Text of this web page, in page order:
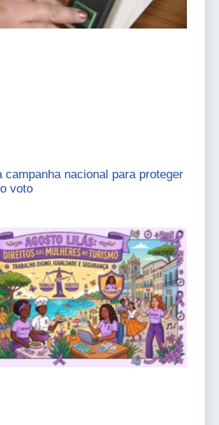
campanha nacional para proteger
voto